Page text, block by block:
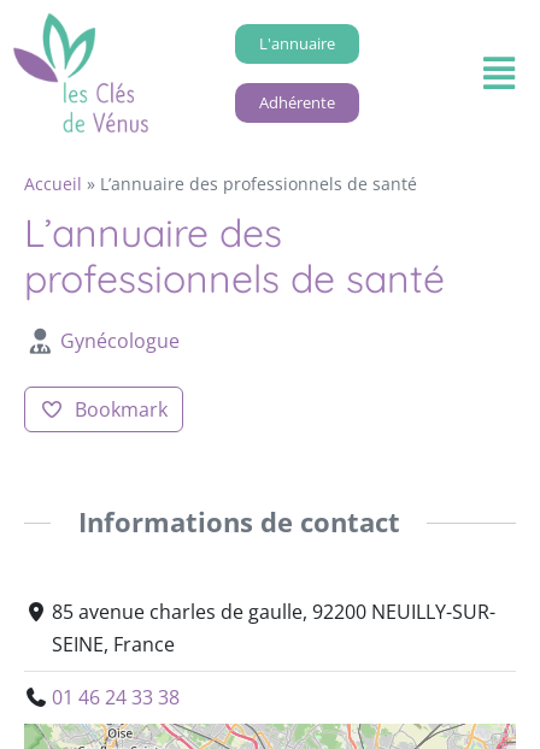
L'annuaire
Adhérente
Accueil » L’annuaire des professionnels de santé
L’annuaire des
professionnels de santé
Gynécologue
Bookmark
Informations de contact
85 avenue charles de gaulle, 92200 NEUILLY-SUR-
SEINE, France
01 46 24 33 38